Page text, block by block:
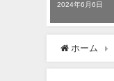
2024年6月6日
ホーム